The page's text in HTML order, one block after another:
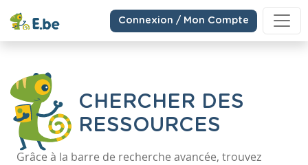
Connexion / Mon Compte
CHERCHER DES
RESSOURCES
Grâce à la barre de recherche avancée, trouvez